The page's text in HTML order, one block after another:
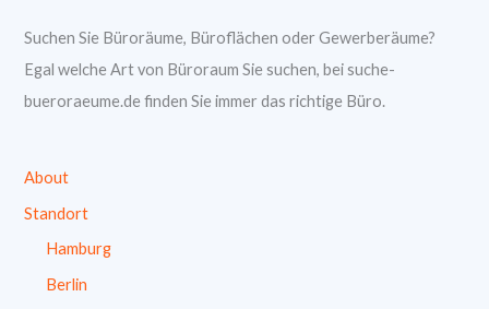
Suchen Sie Büroräume, Büroflächen oder Gewerberäume?
Egal welche Art von Büroraum Sie suchen, bei suche-
bueroraeume.de finden Sie immer das richtige Büro.
About
Standort
Hamburg
Berlin